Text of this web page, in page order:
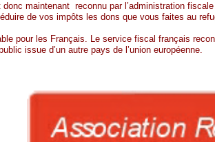
donc maintenant reconnu par l’administration
de vos impôts les dons que vous faites au
pour les Français. Le service fiscal français
issue d’un autre pays de l’union européenne.